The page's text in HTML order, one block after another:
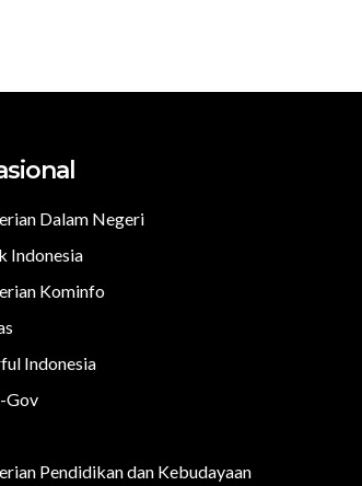
Dalam Negeri
Indonesia
Kominfo
Indonesia
Gov
Pendidikan dan Kebudayaan